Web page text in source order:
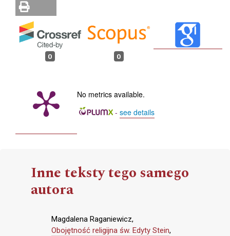
0 0
No metrics available.
- see details
Inne teksty tego samego
autora
Magdalena Raganiewicz,
Obojętność religijna św. Edyty Stein,